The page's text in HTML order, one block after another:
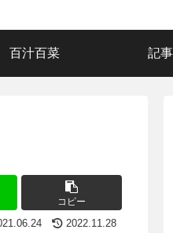
百汁百菜 記
コピー
2022.11.28